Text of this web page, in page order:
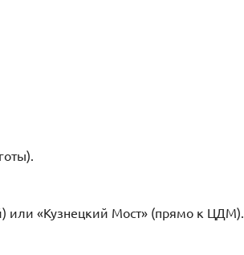
или «Кузнецкий Мост» (прямо к ЦДМ).